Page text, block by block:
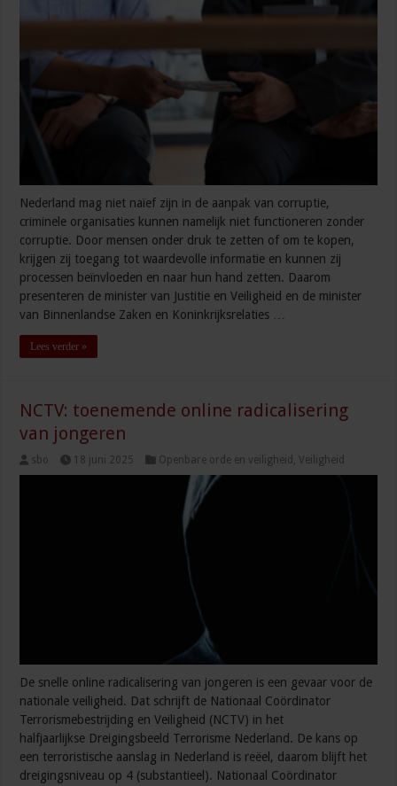
Nederland mag niet naïef zijn in de aanpak van corruptie,
criminele organisaties kunnen namelijk niet functioneren zonder
corruptie. Door mensen onder druk te zetten of om te kopen,
krijgen zij toegang tot waardevolle informatie en kunnen zij
processen beïnvloeden en naar hun hand zetten. Daarom
presenteren de minister van Justitie en Veiligheid en de minister
van Binnenlandse Zaken en Koninkrijksrelaties …
Lees verder »
NCTV: toenemende online radicalisering
van jongeren
sbo 18 juni 2025 Openbare orde en veiligheid ,Veiligheid
De snelle online radicalisering van jongeren is een gevaar voor de
nationale veiligheid. Dat schrijft de Nationaal Coördinator
Terrorismebestrijding en Veiligheid (NCTV) in het
halfjaarlijkse Dreigingsbeeld Terrorisme Nederland. De kans op
een terroristische aanslag in Nederland is reëel, daarom blijft het
dreigingsniveau op 4 (substantieel). Nationaal Coördinator